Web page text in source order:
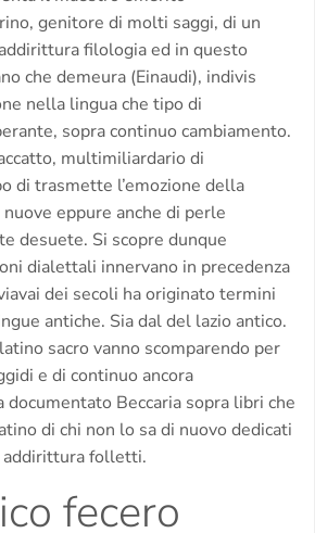
genitore di molti saggi, di un
filologia ed in questo
che demeura (Einaudi), indivis
nella lingua che tipo di
sopra continuo cambiamento.
multimiliardario di
di trasmette l’emozione della
eppure anche di perle
desuete. Si scopre dunque
dialettali innervano in precedenza
dei secoli ha originato termini
antiche. Sia dal del lazio antico.
sacro vanno scomparendo per
e di continuo ancora
documentato Beccaria sopra libri che
di chi non lo sa di nuovo dedicati
addirittura folletti.
fecero